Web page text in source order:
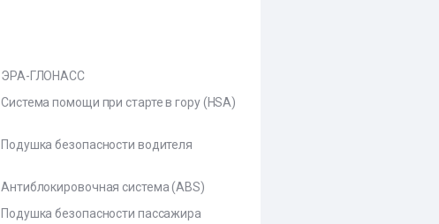
ЭРА-ГЛОНАСС
Система помощи при старте в гору (HSA)
Подушка безопасности водителя
Антиблокировочная система (ABS)
Подушка безопасности пассажира